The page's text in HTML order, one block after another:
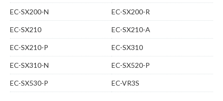
EC-SX200-N EC-SX200-R
EC-SX210 EC-SX210-A
EC-SX210-P EC-SX310
EC-SX310-N EC-SX520-P
EC-SX530-P EC-VR3S